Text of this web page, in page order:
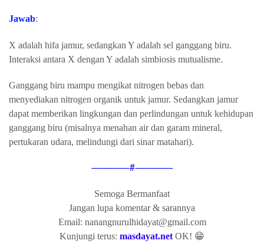
Jawab:
X adalah hifa jamur, sedangkan Y adalah sel ganggang biru.
Interaksi antara X dengan Y adalah simbiosis mutualisme.
Ganggang biru mampu mengikat nitrogen bebas dan
menyediakan nitrogen organik untuk jamur. Sedangkan jamur
dapat memberikan lingkungan dan perlindungan untuk kehidupan
ganggang biru (misalnya menahan air dan garam mineral,
pertukaran udara, melindungi dari sinar matahari).
----------------#----------------
Semoga Bermanfaat
Jangan lupa komentar & sarannya
Email: nanangnurulhidayat@gmail.com
Kunjungi terus: masdayat.net OK! 😁